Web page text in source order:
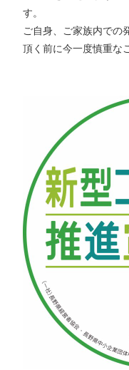
す。
ご自身、ご家族内での
頂く前に今一度慎重な